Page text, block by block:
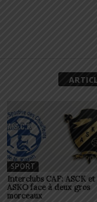
SPORT
Interclubs CAF: ASCK et
ASKO face à deux gros
morceaux